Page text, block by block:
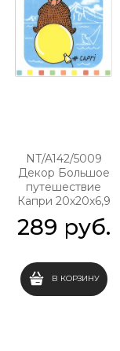
NT/A142/5009
Декор Большое
путешествие
Капри 20х20х6,9
289 руб.
В КОРЗИНУ